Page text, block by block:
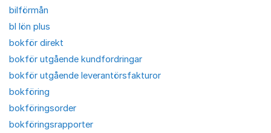
bilförmån
bl lön plus
bokför direkt
bokför utgående kundfordringar
bokför utgående leverantörsfakturor
bokföring
bokföringsorder
bokföringsrapporter